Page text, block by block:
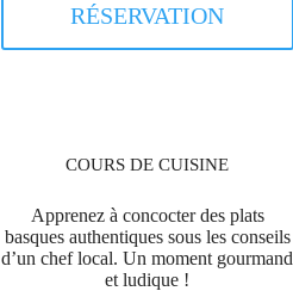
RÉSERVATION
COURS DE CUISINE
Apprenez à concocter des plats
basques authentiques sous les conseils
d’un chef local. Un moment gourmand
et ludique !